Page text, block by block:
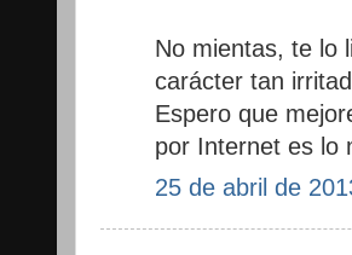
No mientas, te lo
carácter tan
Espero que
por Internet es lo
25 de abril de